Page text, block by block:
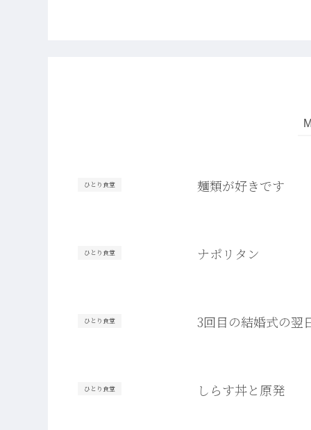
ひとり食堂 麺類が好きです
ひとり食堂 ナポリタン
ひとり食堂 3回目の結婚式の翌
ひとり食堂 しらす丼と原発